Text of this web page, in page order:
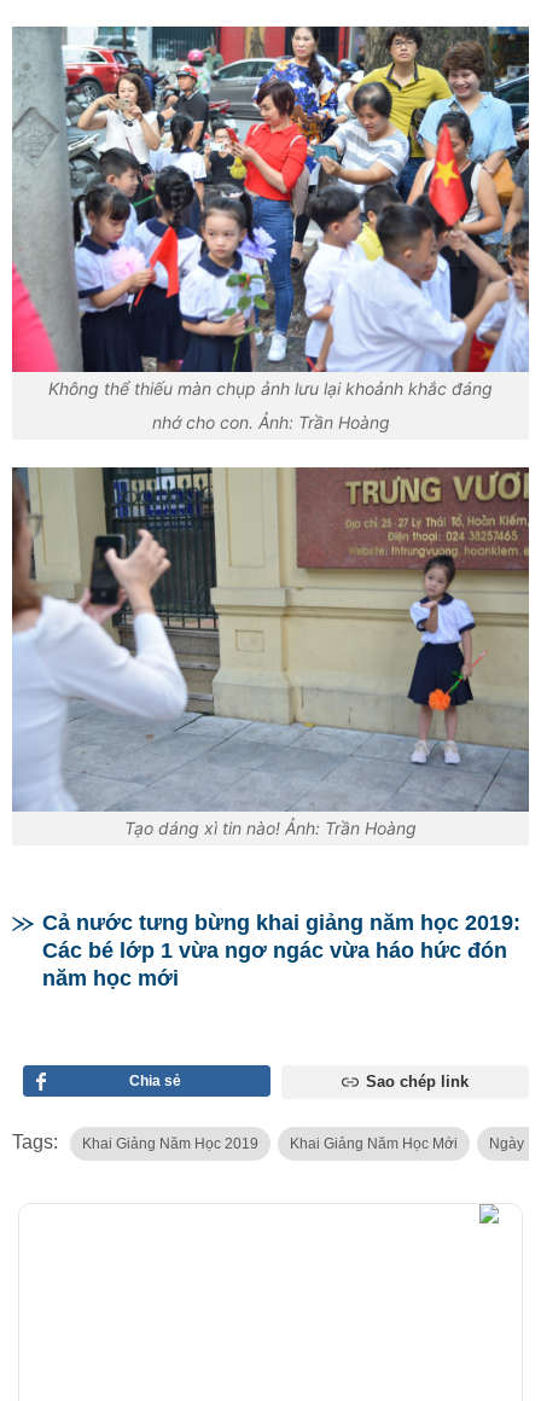
Không thể thiếu màn chụp ảnh lưu lại khoảnh khắc đáng
nhớ cho con. Ảnh: Trần Hoàng
Tạo dáng xì tin nào! Ảnh: Trần Hoàng
Cả nước tưng bừng khai giảng năm học 2019:
Các bé lớp 1 vừa ngơ ngác vừa háo hức đón
năm học mới
Chia sẻ Sao chép link
Tags: Khai Giảng Năm Học 2019 Khai Giảng Năm Học Mới Ngày